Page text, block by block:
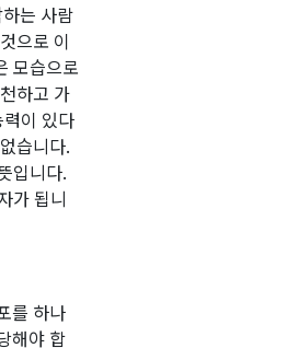
는 사람
으로 이
모습으로
하고 가
이 있다
습니다.
입니다.
가 됩니
를 하나
해야 합